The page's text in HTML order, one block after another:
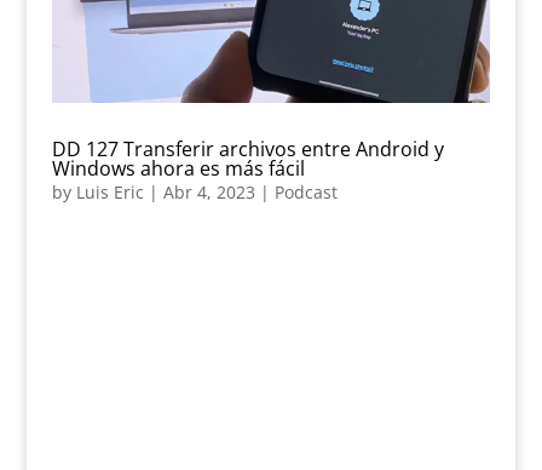
DD 127 Transferir archivos entre Android y
Windows ahora es más fácil
by Luis Eric | Abr 4, 2023 | Podcast